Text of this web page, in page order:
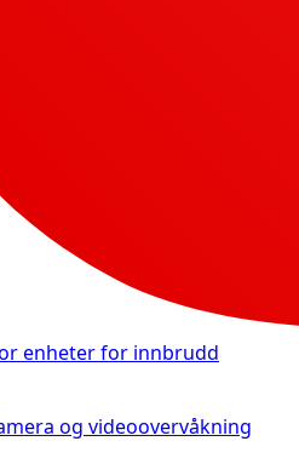
enheter for innbrudd
og videoovervåkning